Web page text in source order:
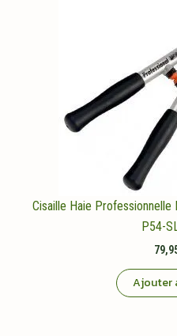
Cisaille Haie Professionnelle
P54-
Ajouter